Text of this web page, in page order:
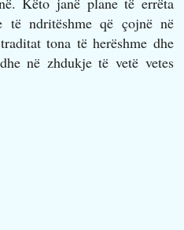
të ndritëshme që çojnë në
tona të herëshme dhe
në zhdukje të vetë vetes